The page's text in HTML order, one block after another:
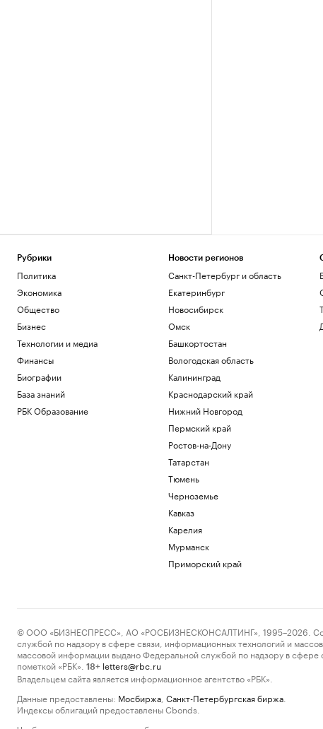
Рубрики
Политика
Экономика
Общество
Бизнес
Технологии и медиа
Финансы
Биографии
База знаний
РБК Образование
Новости регионов
Санкт-Петербург и область
Екатеринбург
Новосибирск
Омск
Башкортостан
Вологодская область
Калининград
Краснодарский край
Нижний Новгород
Пермский край
Ростов-на-Дону
Татарстан
Тюмень
Черноземье
Кавказ
Карелия
Мурманск
Приморский край
© ООО «БИЗНЕСПРЕСС», АО «РОСБИЗНЕСКОНСАЛТИНГ», 1995–2026.
службой по надзору в сфере связи, информационных технологий и
массовой информации выдано Федеральной службой по надзору в
пометкой «РБК».
18+ letters@rbc.ru
Владельцем сайта является информационное агентство «РБК».
Данные предоставлены: Мосбиржа Санкт-Петербургская биржа
Индексы облигаций предоставлены Cbonds.